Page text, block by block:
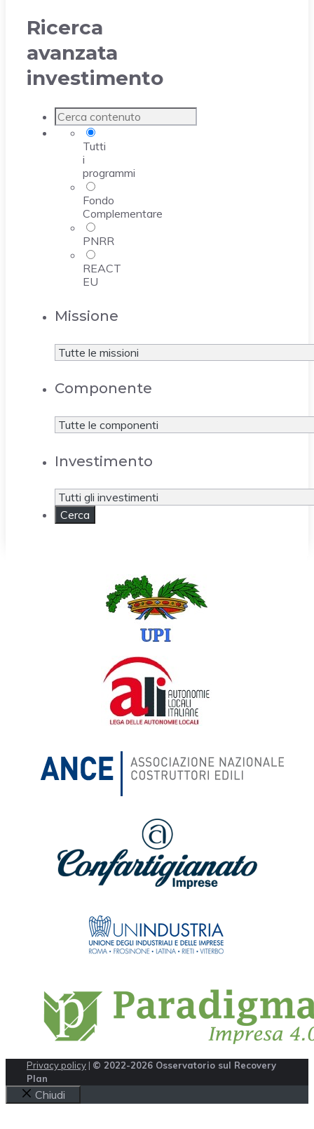
Ricerca
avanzata
investimento
Tutti
i
programmi
Fondo
Complementare
PNRR
REACT
EU
Missione
Componente
Investimento
Privacy policy | © 2022-2026 Osservatorio sul Recovery
Plan
Chiudi